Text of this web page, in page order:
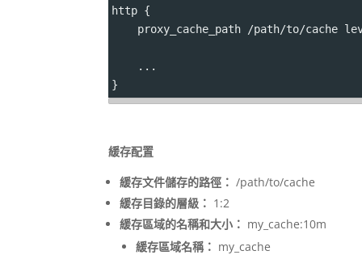
http {
    proxy_cache_path /path/to/cache
    ...
}
緩存配置
緩存文件儲存的路徑： /path/to/cache
緩存目錄的層級： 1:2
緩存區域的名稱和大小： my_cache:10m
緩存區域名稱： my_cache